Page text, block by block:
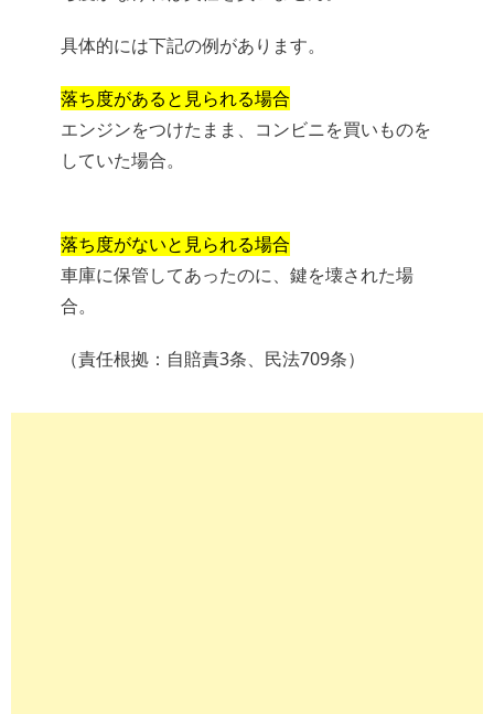
具体的には下記の例があります。
落ち度があると見られる場合
エンジンをつけたまま、コンビニを買いものを
していた場合。
落ち度がないと見られる場合
車庫に保管してあったのに、鍵を壊された場
合。
（責任根拠：自賠責3条、民法709条）